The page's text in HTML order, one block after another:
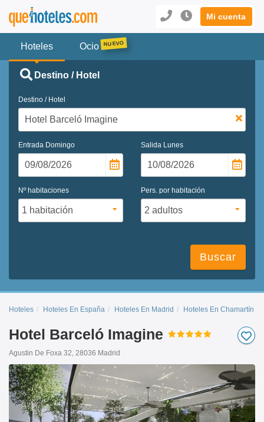
Mi cuenta
Hoteles Ocio
Destino / Hotel
Destino / Hotel
Entrada Domingo Salida Lunes
Nº habitaciones Pers. por habitación
Buscar
Hoteles Hoteles En España Hoteles En Madrid Hoteles En Chamartín
Hotel Barceló Imagine
Agustin De Foxa 32, 28036 Madrid